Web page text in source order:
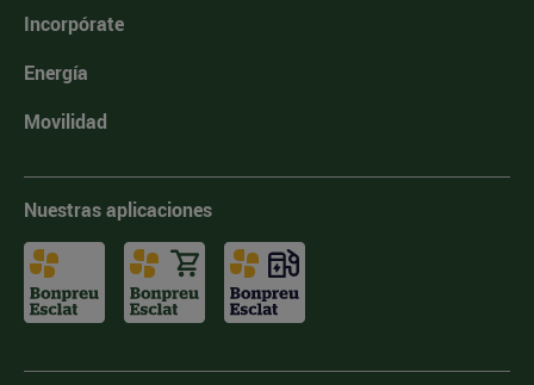
Incorpórate
Energía
Movilidad
Nuestras aplicaciones